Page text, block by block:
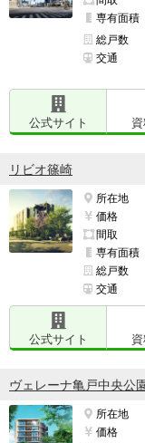
専有面積
総戸数
交通
公式サイト
リビオ篠崎
所在地
価格
間取
専有面積
総戸数
交通
公式サイト
ヴェレーナ亀戸中央公
所在地
価格